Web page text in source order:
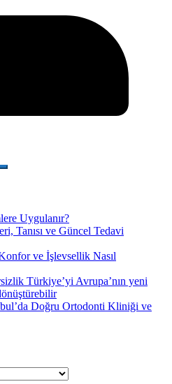
Uygulanır?
Tanısı ve Güncel Tedavi
ve İşlevsellik Nasıl
Türkiye’yi Avrupa’nın yeni
Doğru Ortodonti Kliniği ve